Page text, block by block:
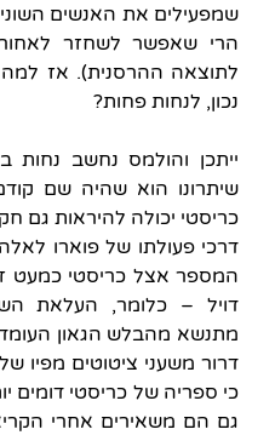
שמפעילים את האנשים
הרי שאפשר לשחזר
לתוצאה ההרסנית). אז
נכון, לנחות פחות?
ייתכן והולמס נחשב
שיתרונו הוא שהיה שם
כריסטי יכולה להיראות גם
דרכי פעולתו של פוארו
המספר אצל כריסטי כמעט
דויל – כלומר, העלאת
מתנשא מהבלש הגאון
דרור משעני ציטוטים מפיו
כי ספריה של כריסטי דומים
גם הם משאירים אחרי